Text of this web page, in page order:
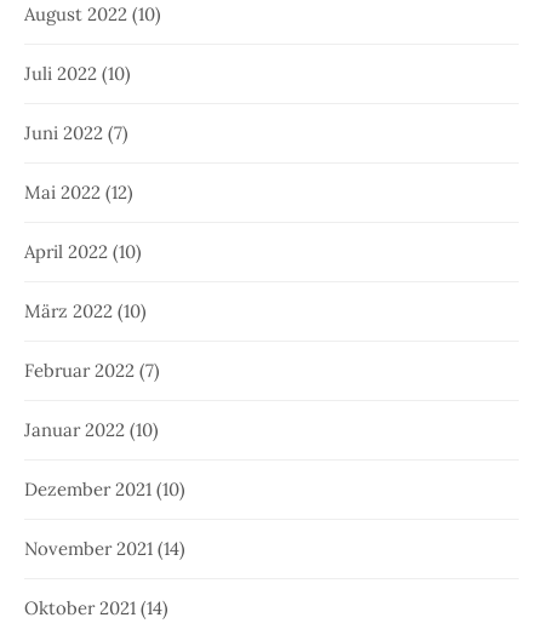
August 2022 (10)
Juli 2022 (10)
Juni 2022 (7)
Mai 2022 (12)
April 2022 (10)
März 2022 (10)
Februar 2022 (7)
Januar 2022 (10)
Dezember 2021 (10)
November 2021 (14)
Oktober 2021 (14)